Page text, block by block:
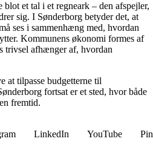
et tal i et regneark – den afspejler,
sig. I Sønderborg betyder det, at
ses i sammenhæng med, hvordan
Kommunens økonomi formes af
trivsel afhænger af, hvordan
at tilpasse budgetterne til
fortsat er et sted, hvor både
fremtid.
LinkedIn YouTube